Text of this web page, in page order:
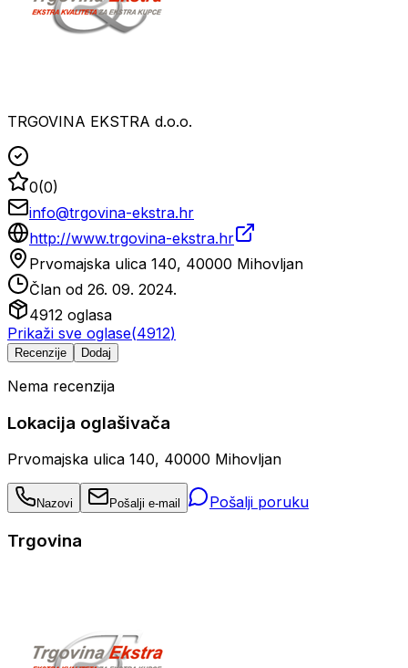
TRGOVINA EKSTRA d.o.o.
0(0)
info@trgovina-ekstra.hr
http://www.trgovina-ekstra.hr
Prvomajska ulica 140, 40000 Mihovljan
Član od 26. 09. 2024.
4912 oglasa
Prikaži sve oglase(4912)
Recenzije Dodaj
Nema recenzija
Lokacija oglašivača
Prvomajska ulica 140, 40000 Mihovljan
Nazovi Pošalji e-mail Pošalji poruku
Trgovina